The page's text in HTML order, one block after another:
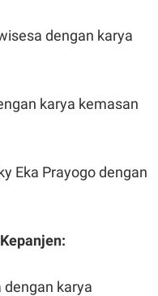
dengan karya
karya kemasan
Eka Prayogo dengan
dengan karya